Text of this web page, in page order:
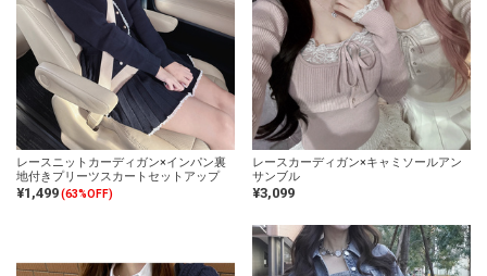
レースニットカーディガン×インパン裏
地付きプリーツスカートセットアップ
¥1,499(63%OFF)
レースカーディガン×キャミソールアン
サンブル
¥3,099